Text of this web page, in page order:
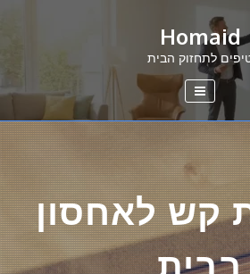
Homaid
לתחזוק הבית
קש לאחסון
בבית